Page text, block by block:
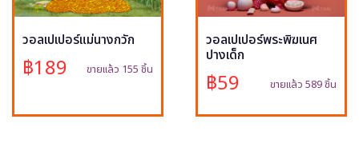
วอลเปเปอร์แม่นางกวัก
฿189 ขายแล้ว 155 ชิ้น
วอลเปเปอร์พระพิฆเนศ
ปางเด็ก
฿59 ขายแล้ว 589 ชิ้น